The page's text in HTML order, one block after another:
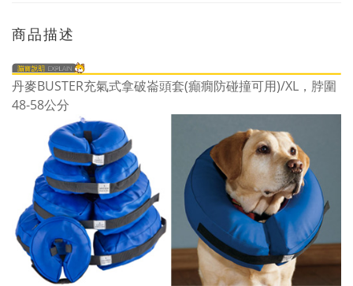
商品描述
丹麥BUSTER充氣式拿破崙頭套(癲癇防碰撞可用)/XL，脖圍
48-58公分